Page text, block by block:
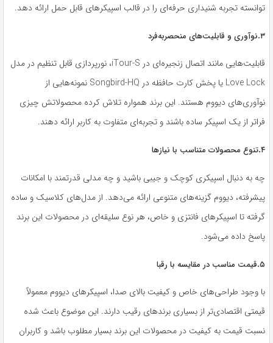
توانسته تجربه شنیداری حرفه‌ای را در قالب اسپیکرهای قابل حمل ارائه دهد.
۳.نوآوری و قابلیت‌های منحصربه‌فرد
قابلیت‌هایی مانند اتصال زنجیره‌ای در iTour-S، نورپردازی قابل تنظیم در مدل
Love Lock یا پخش کارت حافظه در Songbird-HQ نمونه‌هایی از
نوآوری‌های دیووم هستند. این برند همواره تلاش کرده محصولاتش چیزی
فراتر از یک اسپیکر ساده باشند و تجربه‌ای متفاوت به کاربر ارائه دهند.
۴.تنوع محصولات متناسب با نیازها
چه به دنبال اسپیکری کوچک و جیبی باشید و چه مدلی قدرتمند با امکانات
پیشرفته، دیووم گزینه‌های متنوعی ارائه می‌دهد. از مدل‌های کلاسیک و ساده
گرفته تا اسپیکرهای فانتزی و خاص، هر نوع سلیقه‌ای در محصولات این برند
پاسخ داده می‌شود.
۵.قیمت مناسب در مقایسه با رقبا
با وجود طراحی‌های خاص و کیفیت بالای صدا، اسپیکرهای دیووم معمولاً
قیمتی اقتصادی‌تر از بسیاری برندهای رقیب دارند. این موضوع باعث شده
نسبت قیمت به کیفیت در محصولات این برند بسیار مطلوب باشد و کاربران